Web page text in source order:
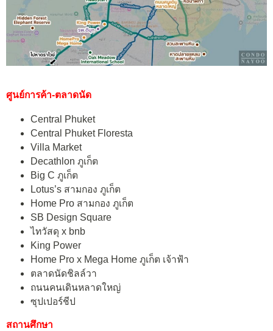
ศูนย์การค้า-ตลาดนัด
Central Phuket
Central Phuket Floresta
Villa Market
Decathlon ภูเก็ต
Big C ภูเก็ต
Lotus’s สามกอง ภูเก็ต
Home Pro สามกอง ภูเก็ต
SB Design Square
ไทวัสดุ x bnb
King Power
Home Pro x Mega Home ภูเก็ต เจ้าฟ้า
ตลาดนัดชิลล์วา
ถนนคนเดินหลาดใหญ่
ซุปเปอร์ชีป
สถานศึกษา